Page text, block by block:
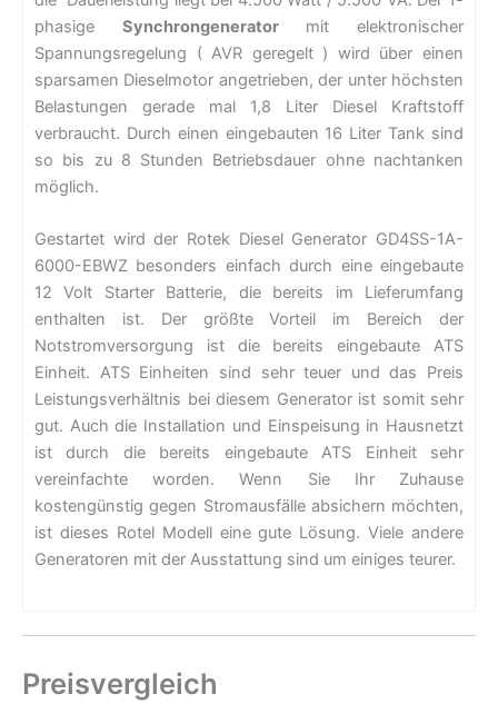
phasige Synchrongeneratormit elektronischer
Spannungsregelung ( AVR geregelt ) wird über einen
sparsamen Dieselmotor angetrieben, der unter höchsten
Belastungen gerade mal 1,8 Liter Diesel Kraftstoff
verbraucht. Durch einen eingebauten 16 Liter Tank sind
so bis zu 8 Stunden Betriebsdauer ohne nachtanken
möglich.
Gestartet wird der Rotek Diesel Generator GD4SS-1A-
6000-EBWZ besonders einfach durch eine eingebaute
12 Volt Starter Batterie, die bereits im Lieferumfang
enthalten ist. Der größte Vorteil im Bereich der
Notstromversorgung ist die bereits eingebaute ATS
Einheit. ATS Einheiten sind sehr teuer und das Preis
Leistungsverhältnis bei diesem Generator ist somit sehr
gut. Auch die Installation und Einspeisung in Hausnetzt
ist durch die bereits eingebaute ATS Einheit sehr
vereinfachte worden. Wenn Sie Ihr Zuhause
kostengünstig gegen Stromausfälle absichern möchten,
ist dieses Rotel Modell eine gute Lösung. Viele andere
Generatoren mit der Ausstattung sind um einiges teurer.
Preisvergleich